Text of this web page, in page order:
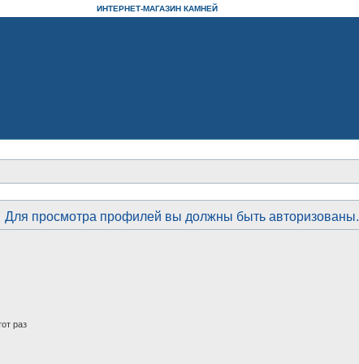
ИНТЕРНЕТ-МАГАЗИН КАМНЕЙ
Для просмотра профилей вы должны быть авторизованы.
раз